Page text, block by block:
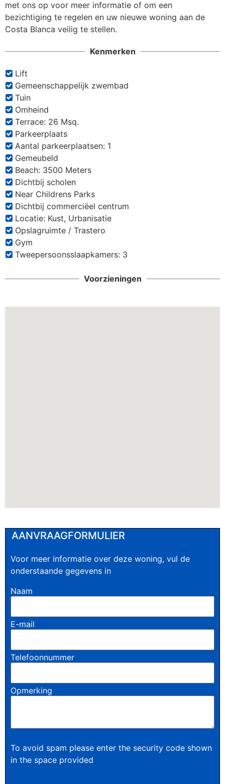
met ons op voor meer informatie of om een
bezichtiging te regelen en uw nieuwe woning aan de
Costa Blanca veilig te stellen.
Kenmerken
Lift
Gemeenschappelijk zwembad
Tuin
Omheind
Terrace: 26 Msq.
Parkeerplaats
Aantal parkeerplaatsen: 1
Gemeubeld
Beach: 3500 Meters
Dichtbij scholen
Near Childrens Parks
Dichtbij commerciëel centrum
Locatie: Kust, Urbanisatie
Opslagruimte / Trastero
Gym
Tweepersoonsslaapkamers: 3
Voorzieningen
AANVRAAGFORMULIER
Voor meer informatie over deze woning, vul de
onderstaande gegevens in
Naam
E-mail
Telefoonnummer
Opmerking
To avoid spam please enter the security code shown
in the space provided